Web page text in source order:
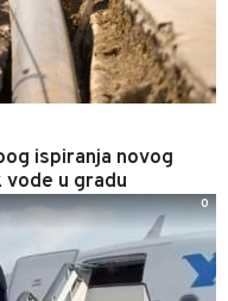
ispiranja novog
u gradu
0